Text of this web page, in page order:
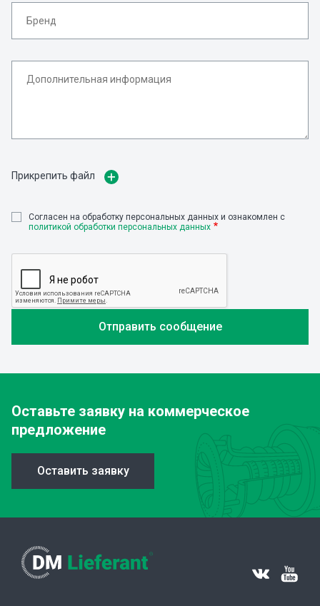
Прикрепить файл
Cогласен на обработку персональных данных и ознакомлен с
политикой обработки персональных данных
Оставьте заявку на коммерческое
предложение
Оставить заявку